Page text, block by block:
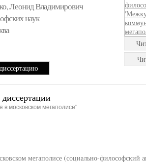
Леонид Владимирович
наук
в московском мегаполисе"
мегаполисе (социально-философский